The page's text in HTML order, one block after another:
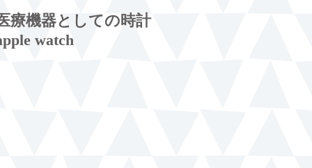
療機器としての時計
watch